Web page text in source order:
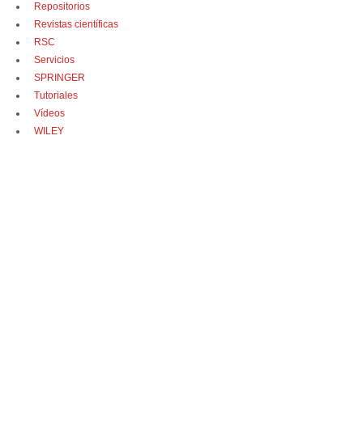
Repositorios
Revistas científicas
RSC
Servicios
SPRINGER
Tutoriales
Vídeos
WILEY